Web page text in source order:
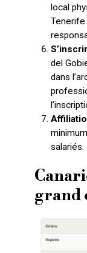
local
Tenerife
del
dans
salariés.
grand